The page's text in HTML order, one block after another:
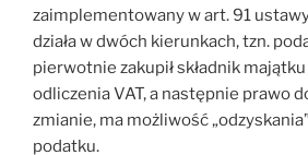
zaimplementowany w art. 91
działa w dwóch kierunkach, tzn.
pierwotnie zakupił składnik
odliczenia VAT, a następnie prawo
zmianie, ma możliwość
podatku.